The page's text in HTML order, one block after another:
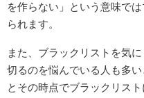
を作らない」という意味で
られます。
また、ブラックリストを気
切るのを悩んでいる人も多
とその時点でブラックリス